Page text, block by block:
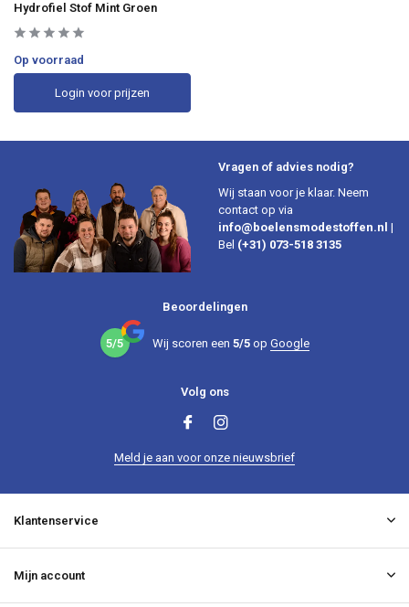
Hydrofiel Stof Mint Groen
Op voorraad
Login voor prijzen
Vragen of advies nodig?
Wij staan voor je klaar. Neem
contact op via
info@boelensmodestoffen.nl |
Bel (+31) 073-518 3135
Beoordelingen
5/5 Wij scoren een 5/5op Google
Volg ons
Meld je aan voor onze nieuwsbrief
Klantenservice
Mijn account